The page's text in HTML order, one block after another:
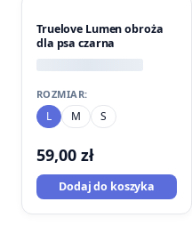
Truelove Lumen obroża
dla psa czarna
ROZMIAR:
L M S
59,00 zł
Dodaj do koszyka